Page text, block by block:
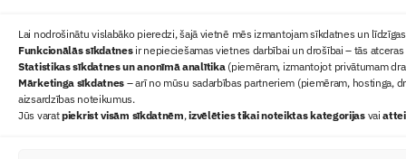
Lai nodrošinātu vislabāko pieredzi, šajā vietnē mēs izmantojam sīkdatnes un
Funkcionālās sīkdatnesir nepieciešamas vietnes darbībai un drošībai – tās
Statistikas sīkdatnes un anonīmā analītika(piemēram, izmantojot privātumam
Mārketinga sīkdatnes – arī no mūsu sadarbības partneriem (piemēram, hostinga,
aizsardzības noteikumus.
Jūs varatpiekrist visām sīkdatnēm,izvēlēties tikai noteiktas kategorijasvai